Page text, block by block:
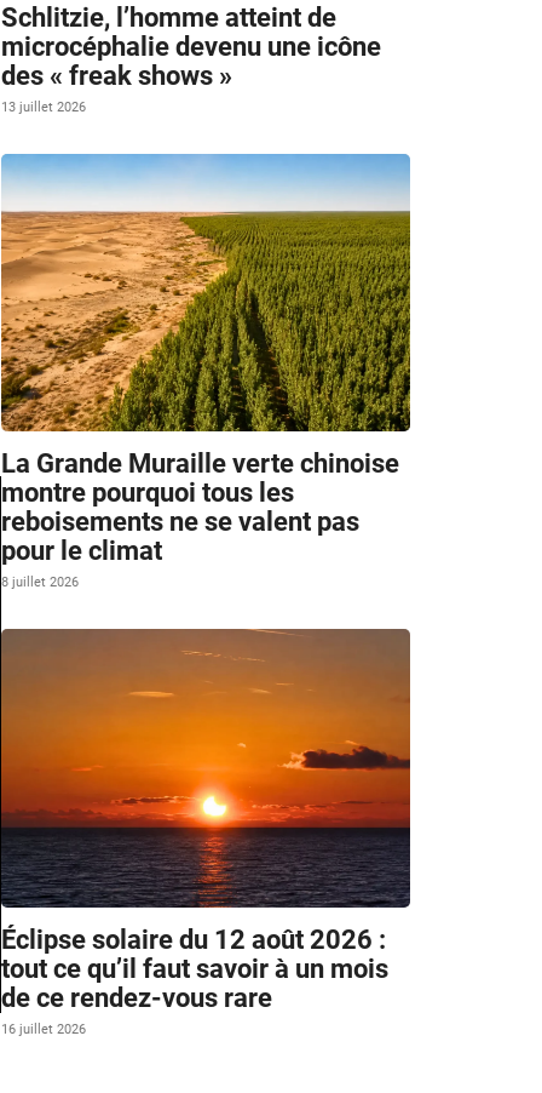
Schlitzie, l’homme atteint de
microcéphalie devenu une icône
des « freak shows »
13 juillet 2026
La Grande Muraille verte chinoise
montre pourquoi tous les
reboisements ne se valent pas
pour le climat
8 juillet 2026
Éclipse solaire du 12 août 2026 :
tout ce qu’il faut savoir à un mois
de ce rendez-vous rare
16 juillet 2026